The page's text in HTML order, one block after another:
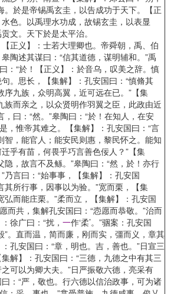
。於是帝锡禹玄圭，以告成功于天下。【正
色。以禹理水功成，故锡玄圭，以表显
文。天下於是太平治。
义】：士若大理卿也。帝舜朝，禹、伯
陶述其谋曰：“信其道德，谋明辅和。”禹
：“於！【正义】：於音乌，叹美之辞。慎
。思长，【集解】：孔安国曰：“慎脩其
序九族，众明高翼，近可远在已。”【集
族而亲之，以众贤明作羽翼之臣，此政由近
，曰：“然。”皋陶曰：“於！在知人，在安
，惟帝其难之。【集解】：孔安国曰：“言
智，能官人；能安民则惠，黎民怀之。能知
乎有苗，何畏乎巧言善色佞人？”【集
隐，故言不及鲧。”皋陶曰：“然，於！亦行
乃言曰：“始事事，【集解】：孔安国
其所行事，因事以为验。”宽而栗，【集
弘而能庄栗。”柔而立，【集解】：孔安国
而共，集解孔安国曰：“悫愿而恭敬。”治而
徐广曰：“扰， 一作‘柔’。”骃案：孔安国
”。直而温，简而廉，刚而实，彊而义，章其
孔安国曰：“章，明也。吉，善也。”日宣三
解】：孔安国曰：“三德，九德之中有其三
可以为卿大夫。”日严振敬六德，亮采有
：“严，敬也。行六德以信治政事，可为诸